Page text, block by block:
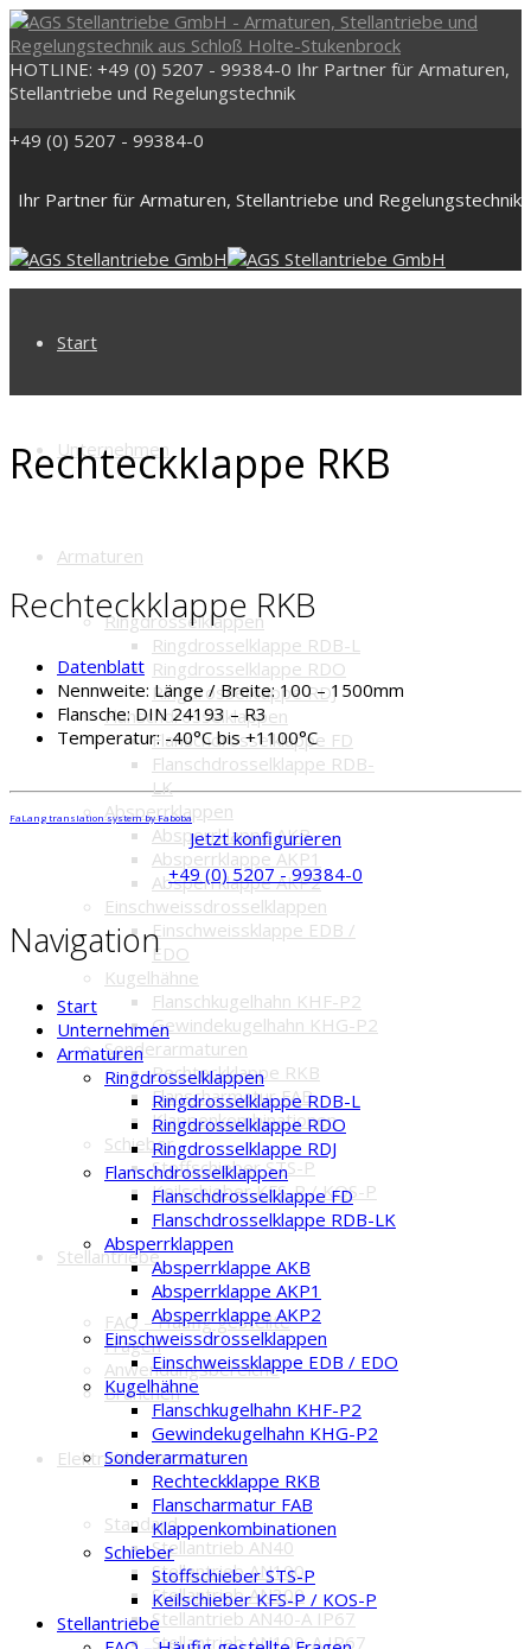
HOTLINE: +49 (0) 5207 - 99384-0 Ihr Partner für Armaturen,
Stellantriebe und Regelungstechnik
+49 (0) 5207 - 99384-0
Ihr Partner für Armaturen, Stellantriebe und Regelungstechnik
Start
Unternehmen
Armaturen
Ringdrosselklappen
Ringdrosselklappe RDB-L
Ringdrosselklappe RDO
Ringdrosselklappe RDJ
Flanschdrosselklappen
Flanschdrosselklappe FD
Flanschdrosselklappe RDB-
LK
Absperrklappen
Absperrklappe AKB
Absperrklappe AKP1
Absperrklappe AKP2
Einschweissdrosselklappen
Einschweissklappe EDB /
EDO
Kugelhähne
Flanschkugelhahn KHF-P2
Gewindekugelhahn KHG-P2
Sonderarmaturen
Rechteckklappe RKB
Flanscharmatur FAB
Klappenkombinationen
Schieber
Stoffschieber STS-P
Keilschieber KFS-P / KOS-P
Stellantriebe
FAQ – Häufig gestellte
Fragen
Anwendungsbereiche
Branchen
Elektrische Antriebe
Standard
Stellantrieb AN40
Stellantrieb AN100
Stellantrieb AN300
Stellantrieb AN40-A IP67
Stellantrieb AN100-A IP67
Rechteckklappe RKB
Rechteckklappe RKB
Datenblatt
Nennweite: Länge / Breite: 100 – 1500mm
Flansche:DIN 24193 – R3
Temperatur:-40°C bis +1100°C
FaLang translation system by Faboba
Jetzt konfigurieren
+49 (0) 5207 - 99384-0
Navigation
Start
Unternehmen
Armaturen
Ringdrosselklappen
Ringdrosselklappe RDB-L
Ringdrosselklappe RDO
Ringdrosselklappe RDJ
Flanschdrosselklappen
Flanschdrosselklappe FD
Flanschdrosselklappe RDB-LK
Absperrklappen
Absperrklappe AKB
Absperrklappe AKP1
Absperrklappe AKP2
Einschweissdrosselklappen
Einschweissklappe EDB / EDO
Kugelhähne
Flanschkugelhahn KHF-P2
Gewindekugelhahn KHG-P2
Sonderarmaturen
Rechteckklappe RKB
Flanscharmatur FAB
Klappenkombinationen
Schieber
Stoffschieber STS-P
Keilschieber KFS-P / KOS-P
Stellantriebe